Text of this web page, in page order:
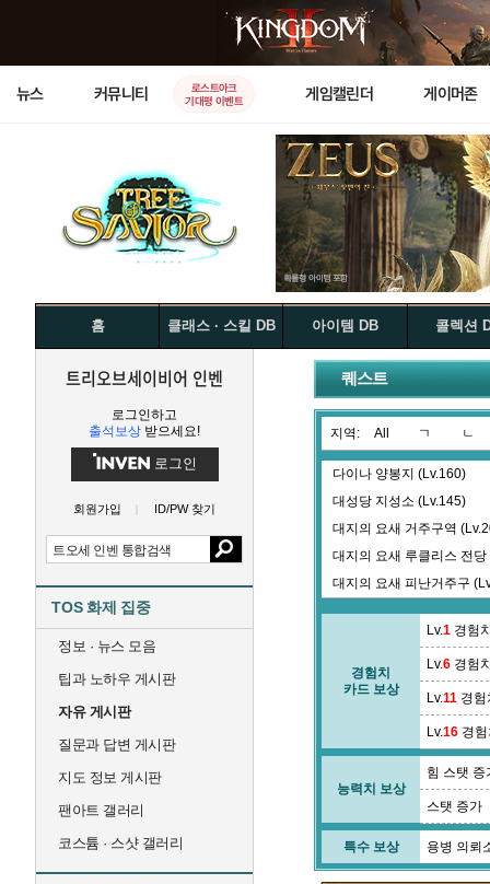
뉴스 커뮤니티
로스트아크
기대평 이벤트
게임캘린더 게이머존
홈 클래스 · 스킬 DB 아이템 DB 콜렉션
트리오브세이비어 인벤
로그인하고
출석보상 받으세요!
로그인
회원가입 ID/PW 찾기
TOS 화제 집중
정보 · 뉴스 모음
팁과 노하우 게시판
자유 게시판
질문과 답변 게시판
지도 정보 게시판
팬아트 갤러리
코스튬 · 스샷 갤러리
퀘스트
지역: All ㄱ ㄴ
다이나 양봉지 (Lv.160)
대성당 지성소 (Lv.145)
대지의 요새 거주구역
대지의 요새 루클리스 전당
대지의 요새 피난거주구
대지의 탑 솔미키 구간
델무어 대합실 (Lv.470)
델무어 장원 (Lv.462)
드바시아 고개 (Lv.120)
경험치
카드 보상
Lv.1 경험
Lv.6 경험
Lv.11 경험
Lv.16 경
능력치 보상
힘 스탯 증
스탯 증가
특수 보상 용병 의뢰